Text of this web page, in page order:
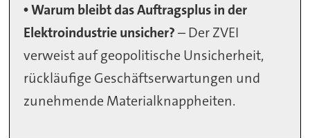
• Warum bleibt das Auftragsplus in der
Elektroindustrie unsicher?– Der ZVEI
verweist auf geopolitische Unsicherheit,
rückläufige Geschäftserwartungen und
zunehmende Materialknappheiten.